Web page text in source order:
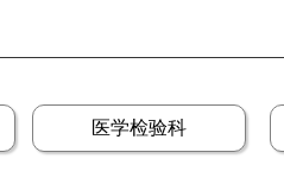
医学检验科